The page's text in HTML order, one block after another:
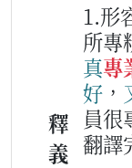
釋
義
1.形
所專
真專
好 ，
員很
翻譯